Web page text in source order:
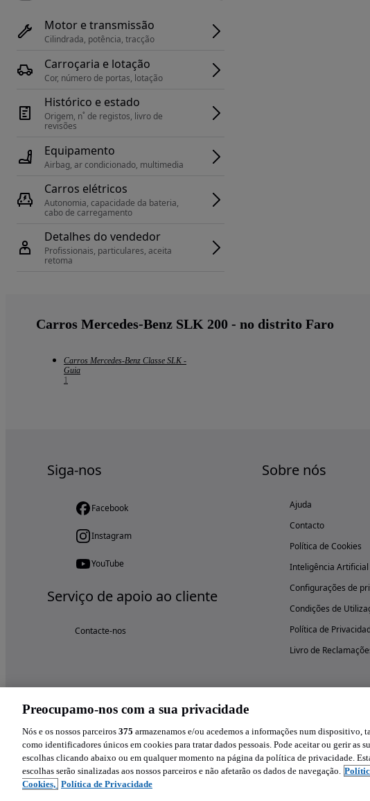
Motor e transmissão
Cilindrada, potência, tracção
Carroçaria e lotação
Cor, número de portas, lotação
Histórico e estado
Origem, n˚ de registos, livro de
revisões
Equipamento
Airbag, ar condicionado, multimedia
Carros elétricos
Autonomia, capacidade da bateria,
cabo de carregamento
Detalhes do vendedor
Profissionais, particulares, aceita
retoma
Carros Mercedes-Benz SLK 200 - no distrito Faro
Carros Mercedes-Benz Classe SLK -
Guia
1
Siga-nos
Facebook
Instagram
YouTube
Serviço de apoio ao cliente
Contacte-nos
Sobre nós
Ajuda
Contacto
Política de Cookies
Inteligência Artificial
Configurações de
Condições de
Política de
Livro de
Preocupamo-nos com a sua privacidade
Nós e os nossos parceiros 375 armazenamos e/ou acedemos a informações num dispositivo,
como identificadores únicos em cookies para tratar dados pessoais. Pode aceitar ou gerir as
escolhas clicando abaixo ou em qualquer momento na página da política de privacidade.
escolhas serão sinalizadas aos nossos parceiros e não afetarão os dados de navegação.
Cookies, Política de Privacidade